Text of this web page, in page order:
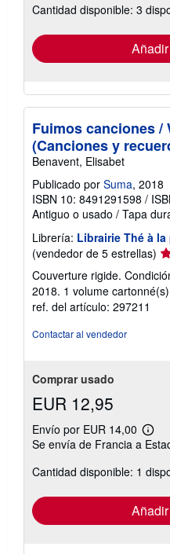
las
tarifas
envío
Cantidad disponible: 3
Fuimos canciones /
(Canciones y
Benavent, Elisabet
Publicado por Suma, 2018
ISBN 10: 8491291598 /
Antiguo o usado / Tapa
Librería: Librairie Thé à la
(vendedor de 5 estrellas)
del
5
Couverture rigide.
2018. 1 volume
ref. del artículo: 297211
Contactar al vendedor
Comprar usado
EUR 12,95
Envío por EUR 14,00
Más
las
tarifas
envío
Se envía de Francia a
Cantidad disponible: 1